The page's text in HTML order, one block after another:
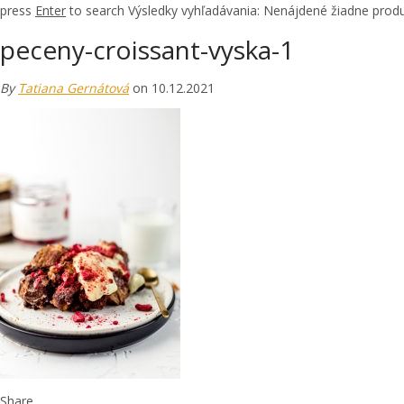
press Enterto search Výsledky vyhľadávania: Nenájdené žiadne
peceny-croissant-vyska-1
By Tatiana Gernátová on 10.12.2021
Share